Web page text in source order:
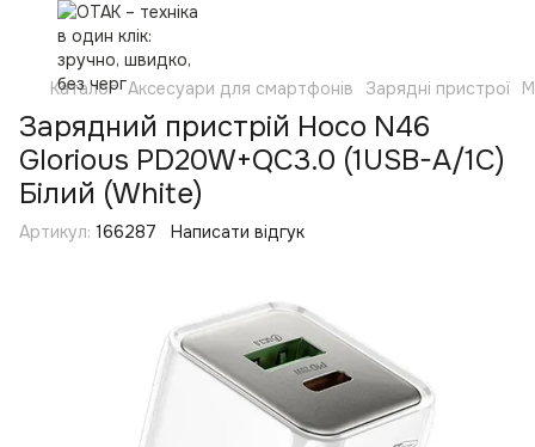
Каталог Аксесуари для смартфонів Зарядні пристрої
Зарядний пристрій Hoco N46
Glorious PD20W+QC3.0 (1USB-A/1C)
Білий (White)
Артикул: 166287 Написати відгук